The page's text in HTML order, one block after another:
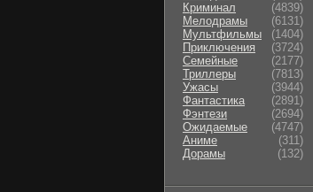
Криминал
(4839)
Мелодрамы
(6131)
Мультфильмы
(1404)
Приключения
(3724)
Семейные
(2177)
Триллеры
(7813)
Ужасы
(3944)
Фантастика
(2891)
Фэнтези
(2694)
Ожидаемые
(4747)
Аниме
(311)
Дорамы
(132)